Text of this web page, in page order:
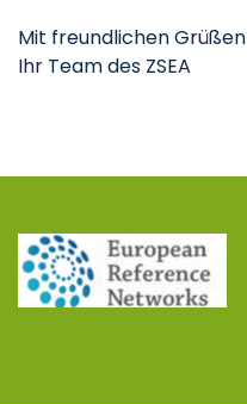
Mit freundlichen Grüßen
Ihr Team des ZSEA